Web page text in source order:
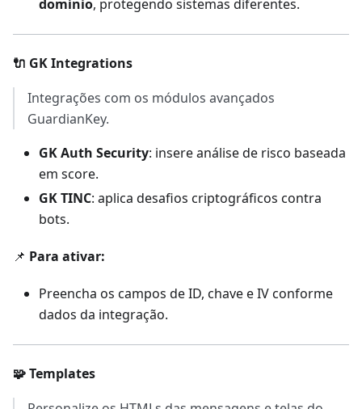
domínio, protegendo sistemas diferentes.
🔌 GK Integrations
Integrações com os módulos avançados
GuardianKey.
GK Auth Security: insere análise de risco baseada
em score.
GK TINC: aplica desafios criptográficos contra
bots.
📌 Para ativar:
Preencha os campos de ID, chave e IV conforme
dados da integração.
🧩 Templates